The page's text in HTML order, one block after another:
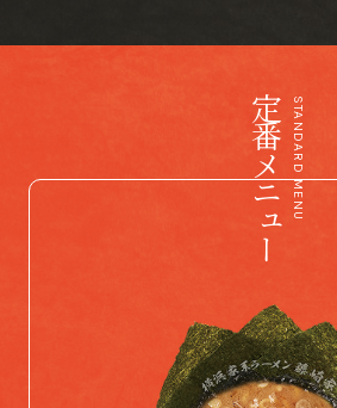
STANDARD MENU
定番メニュー